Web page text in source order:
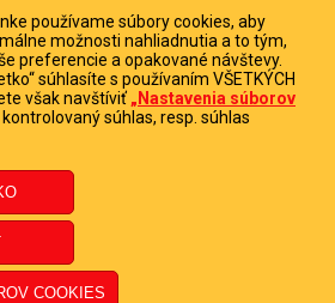
od zmluvy
o odstúpení od zmluvy
FIRMA
POPRAD, s.r.o.
DIČ 2020513880
SK2020513880
používame súbory cookies, aby
možnosti nahliadnutia a to tým,
preferencie a opakované návštevy.
súhlasíte s používaním VŠETKÝCH
však navštíviť „Nastavenia súborov
súhlas, resp. súhlas